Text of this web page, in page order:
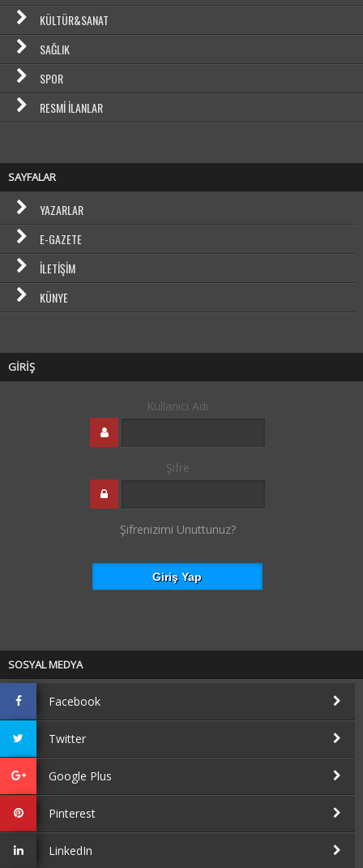
KÜLTÜR&SANAT
SAĞLIK
SPOR
RESMI İLANLAR
SAYFALAR
YAZARLAR
E-GAZETE
İLETIŞIM
KÜNYE
GİRİŞ
Kullanıcı Adı
Şifre
Şifrenizimi Unuttunuz?
SOSYAL MEDYA
Facebook
Twitter
Google Plus
Pinterest
LinkedIn